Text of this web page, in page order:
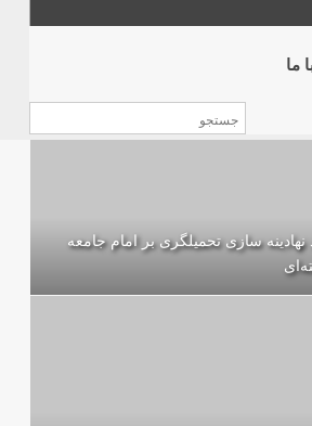
ما
نهادینه سازی تحمیلگری بر امام جامعه